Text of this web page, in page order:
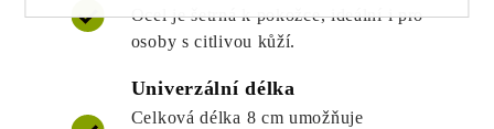
Ocel je šetrná k pokožce, ideální i pro
osoby s citlivou kůží.
Univerzální délka
Celková délka 8 cm umožňuje